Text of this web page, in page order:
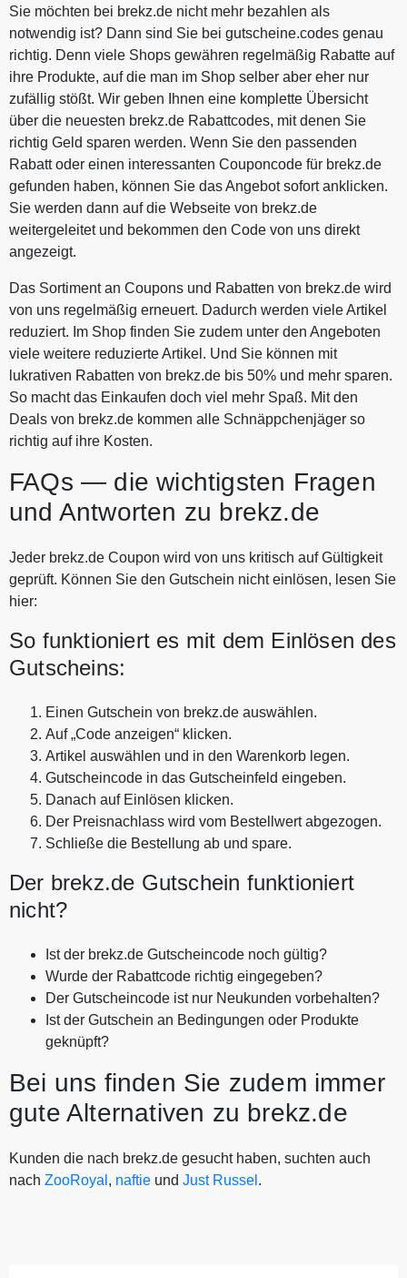
Sie möchten bei brekz.de nicht mehr bezahlen als
notwendig ist? Dann sind Sie bei gutscheine.codes genau
richtig. Denn viele Shops gewähren regelmäßig Rabatte auf
ihre Produkte, auf die man im Shop selber aber eher nur
zufällig stößt. Wir geben Ihnen eine komplette Übersicht
über die neuesten brekz.de Rabattcodes, mit denen Sie
richtig Geld sparen werden. Wenn Sie den passenden
Rabatt oder einen interessanten Couponcode für brekz.de
gefunden haben, können Sie das Angebot sofort anklicken.
Sie werden dann auf die Webseite von brekz.de
weitergeleitet und bekommen den Code von uns direkt
angezeigt.
Das Sortiment an Coupons und Rabatten von brekz.de wird
von uns regelmäßig erneuert. Dadurch werden viele Artikel
reduziert. Im Shop finden Sie zudem unter den Angeboten
viele weitere reduzierte Artikel. Und Sie können mit
lukrativen Rabatten von brekz.de bis 50% und mehr sparen.
So macht das Einkaufen doch viel mehr Spaß. Mit den
Deals von brekz.de kommen alle Schnäppchenjäger so
richtig auf ihre Kosten.
FAQs — die wichtigsten Fragen
und Antworten zu brekz.de
Jeder brekz.de Coupon wird von uns kritisch auf Gültigkeit
geprüft. Können Sie den Gutschein nicht einlösen, lesen Sie
hier:
So funktioniert es mit dem Einlösen des
Gutscheins:
Einen Gutschein von brekz.de auswählen.
Auf „Code anzeigen“ klicken.
Artikel auswählen und in den Warenkorb legen.
Gutscheincode in das Gutscheinfeld eingeben.
Danach auf Einlösen klicken.
Der Preisnachlass wird vom Bestellwert abgezogen.
Schließe die Bestellung ab und spare.
Der brekz.de Gutschein funktioniert
nicht?
Ist der brekz.de Gutscheincode noch gültig?
Wurde der Rabattcode richtig eingegeben?
Der Gutscheincode ist nur Neukunden vorbehalten?
Ist der Gutschein an Bedingungen oder Produkte
geknüpft?
Bei uns finden Sie zudem immer
gute Alternativen zu brekz.de
Kunden die nach brekz.de gesucht haben, suchten auch
nach ZooRoyal , naftie und Just Russel .